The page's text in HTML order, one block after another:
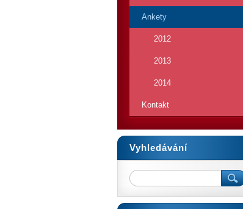
Ankety
2012
2013
2014
Kontakt
Vyhledávání